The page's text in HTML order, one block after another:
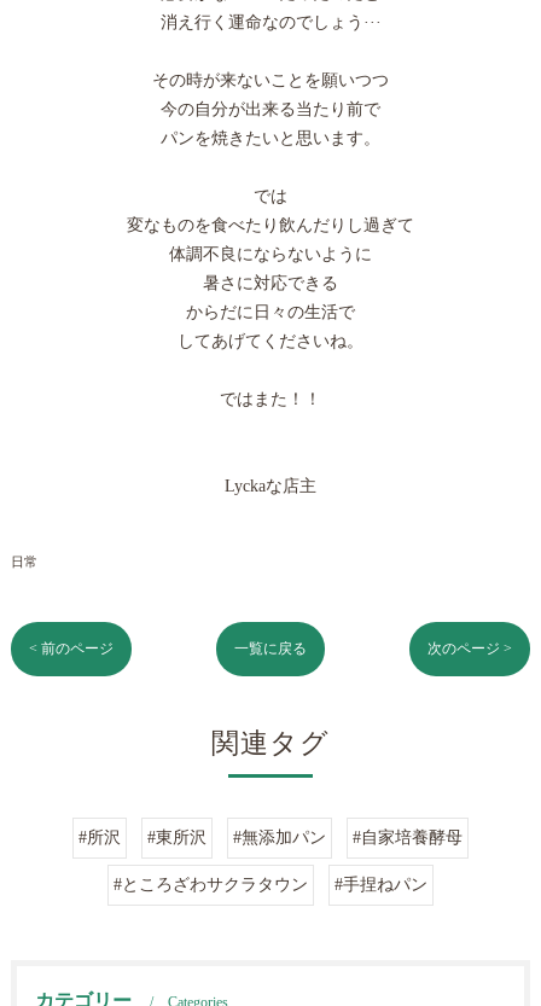
消え行く運命なのでしょう···
その時が来ないことを願いつつ
今の自分が出来る当たり前で
パンを焼きたいと思います。
では
変なものを食べたり飲んだりし過ぎて
体調不良にならないように
暑さに対応できる
からだに日々の生活で
してあげてくださいね。
ではまた！！
Lyckaな店主
日常
< 前のページ 一覧に戻る 次のページ >
関連タグ
#所沢 #東所沢 #無添加パン #自家培養酵母
#ところざわサクラタウン #手捏ねパン
カテゴリー Categories